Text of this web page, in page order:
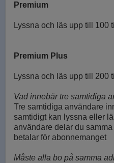
Premium
Lyssna och läs upp till 100
Premium Plus
Lyssna och läs upp till 200
Vad innebär tre samtidiga
Tre samtidiga användare
samtidigt kan lyssna eller
användare delar du
betalar för abonnemanget
Måste alla bo på samma